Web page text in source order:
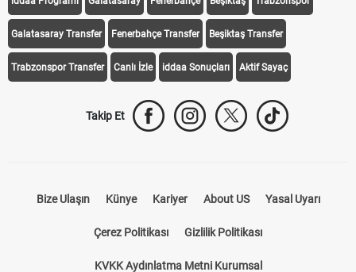
iddaa Programı Galatasaray Fenerbahçe Beşiktaş Trabzonspor
Galatasaray Transfer Fenerbahçe Transfer Beşiktaş Transfer
Trabzonspor Transfer Canlı İzle iddaa Sonuçları Aktif Sayaç